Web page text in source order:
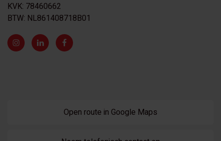
KVK: 78460662
BTW: NL861408718B01
Open route in Google Maps